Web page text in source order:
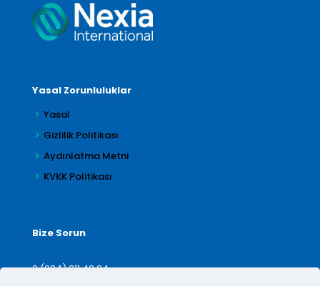
Yasal Zorunluluklar
Yasal
Gizlilik Politikası
Aydınlatma Metni
KVKK Politikası
Bize Sorun
0 (224) 211 42 24